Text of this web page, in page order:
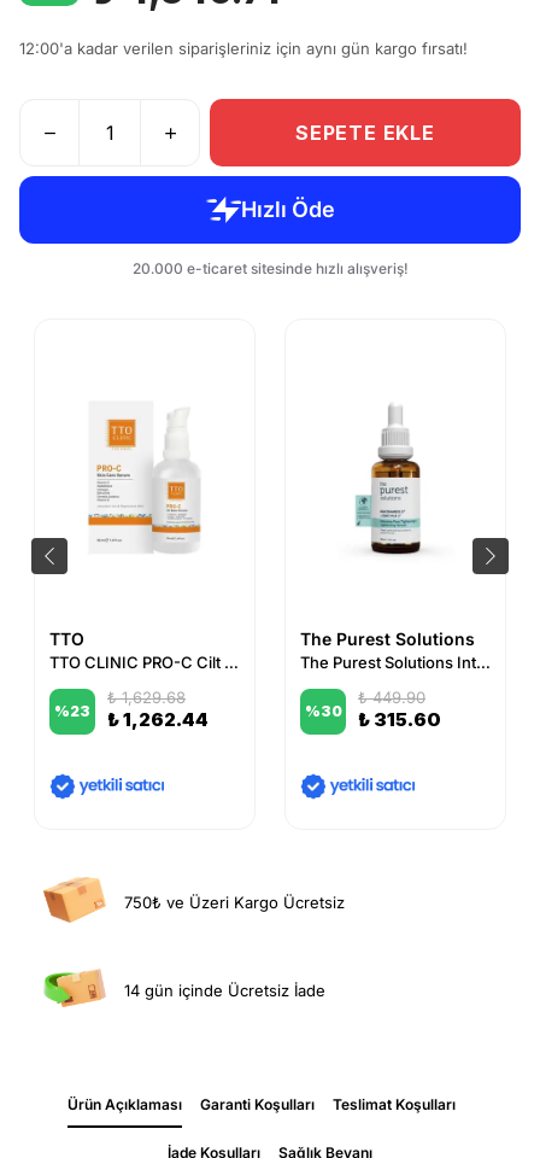
12:00'a kadar verilen siparişleriniz için aynı gün kargo fırsatı!
SEPETE EKLE
TTO
TTO CLINIC PRO-C Cilt Bakım Serumu 50 ml
%23
₺ 1,629.68
₺ 1,262.44
The Purest Solutions
The Purest Solutions Intensive Pore Tightening & Lightening Serum
%30
₺ 449.90
₺ 315.60
750₺ ve Üzeri Kargo Ücretsiz
14 gün içinde Ücretsiz İade
Ürün Açıklaması Garanti Koşulları Teslimat Koşulları
İade Koşulları Sağlık Beyanı